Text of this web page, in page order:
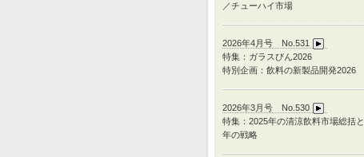
／チューハイ市場
2026年4月号 No.531
特集：ガラスびん2026
特別企画：飲料の新製品開発2026
2026年3月号 No.530
特集： 2025年の清涼飲料市場総括と
年の戦略